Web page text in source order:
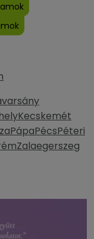
Kecskemét
PápaPécsPéteri
Zalaegerszeg